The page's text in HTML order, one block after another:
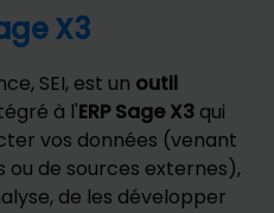
X3
SEI, est un outil
à l'ERP Sage X3 qui
vos données (venant
ou de sources externes),
de les développer